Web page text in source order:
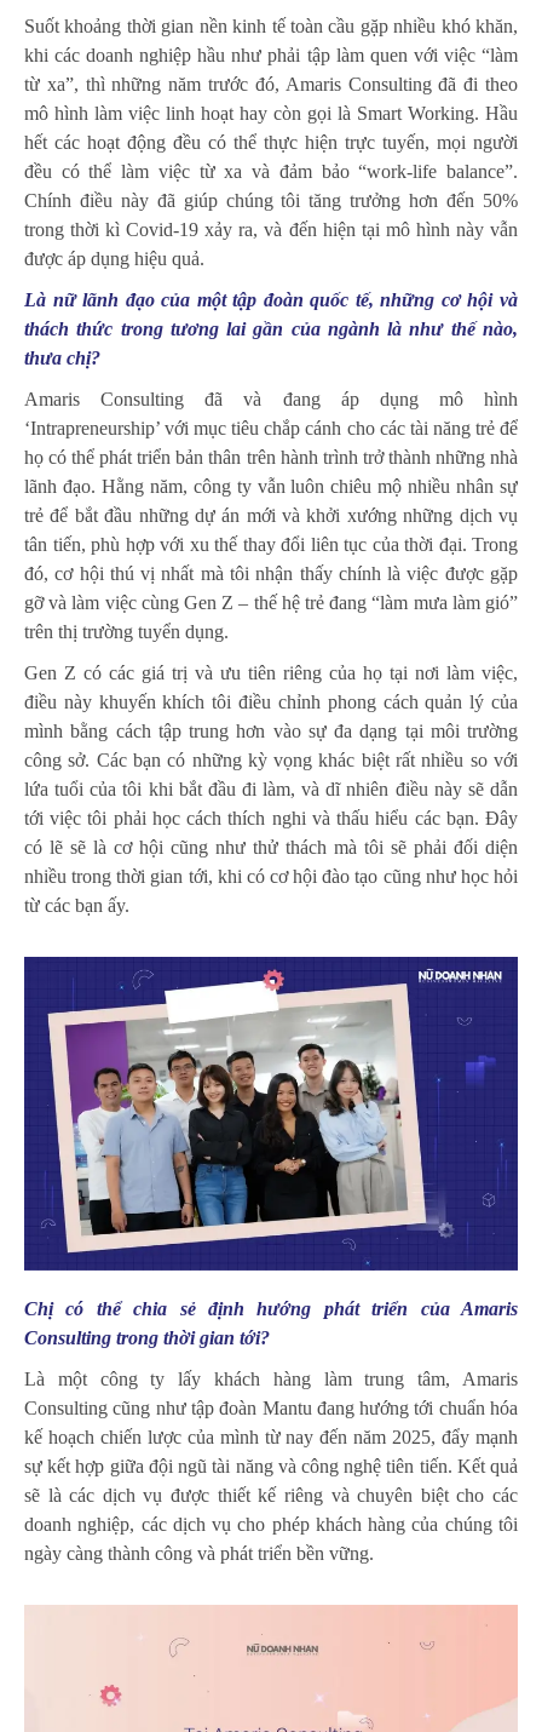
Suốt khoảng thời gian nền kinh tế toàn cầu gặp nhiều khó khăn,
khi các doanh nghiệp hầu như phải tập làm quen với việc “làm
từ xa”, thì những năm trước đó, Amaris Consulting đã đi theo
mô hình làm việc linh hoạt hay còn gọi là Smart Working. Hầu
hết các hoạt động đều có thể thực hiện trực tuyến, mọi người
đều có thể làm việc từ xa và đảm bảo “work-life balance”.
Chính điều này đã giúp chúng tôi tăng trưởng hơn đến 50%
trong thời kì Covid-19 xảy ra, và đến hiện tại mô hình này vẫn
được áp dụng hiệu quả.
Là nữ lãnh đạo của một tập đoàn quốc tế, những cơ hội và
thách thức trong tương lai gần của ngành là như thế nào,
thưa chị?
Amaris Consulting đã và đang áp dụng mô hình
‘Intrapreneurship’ với mục tiêu chắp cánh cho các tài năng trẻ để
họ có thể phát triển bản thân trên hành trình trở thành những nhà
lãnh đạo. Hằng năm, công ty vẫn luôn chiêu mộ nhiều nhân sự
trẻ để bắt đầu những dự án mới và khởi xướng những dịch vụ
tân tiến, phù hợp với xu thế thay đổi liên tục của thời đại. Trong
đó, cơ hội thú vị nhất mà tôi nhận thấy chính là việc được gặp
gỡ và làm việc cùng Gen Z – thế hệ trẻ đang “làm mưa làm gió”
trên thị trường tuyển dụng.
Gen Z có các giá trị và ưu tiên riêng của họ tại nơi làm việc,
điều này khuyến khích tôi điều chỉnh phong cách quản lý của
mình bằng cách tập trung hơn vào sự đa dạng tại môi trường
công sở. Các bạn có những kỳ vọng khác biệt rất nhiều so với
lứa tuổi của tôi khi bắt đầu đi làm, và dĩ nhiên điều này sẽ dẫn
tới việc tôi phải học cách thích nghi và thấu hiểu các bạn. Đây
có lẽ sẽ là cơ hội cũng như thử thách mà tôi sẽ phải đối diện
nhiều trong thời gian tới, khi có cơ hội đào tạo cũng như học hỏi
từ các bạn ấy.
Chị có thể chia sẻ định hướng phát triển của Amaris
Consulting trong thời gian tới?
Là một công ty lấy khách hàng làm trung tâm, Amaris
Consulting cũng như tập đoàn Mantu đang hướng tới chuẩn hóa
kế hoạch chiến lược của mình từ nay đến năm 2025, đẩy mạnh
sự kết hợp giữa đội ngũ tài năng và công nghệ tiên tiến. Kết quả
sẽ là các dịch vụ được thiết kế riêng và chuyên biệt cho các
doanh nghiệp, các dịch vụ cho phép khách hàng của chúng tôi
ngày càng thành công và phát triển bền vững.